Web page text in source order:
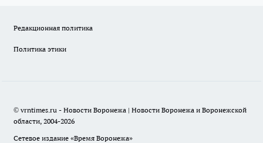
Редакционная политика
Политика этики
© vrntimes.ru - Новости Воронежа | Новости Воронежа и Воронежской
области, 2004-2026
Сетевое издание «Время Воронежа»